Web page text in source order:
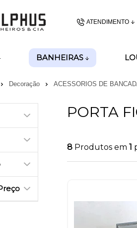
ATENDIMENTO
(48)99989-
BANHEIRAS
Decoração ACESSORIOS DE
PORTA
8 Produtos em 1